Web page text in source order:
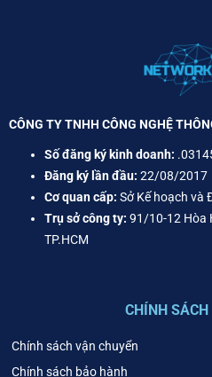
CÔNG TY TNHH CÔNG NGHỆ
Số đăng ký kinh doanh:
Đăng ký lần đầu: 22/08/2017
Cơ quan cấp: Sở Kế hoạch và
Trụ sở công ty: 91/10-12 Hòa
TP.HCM
CHÍNH SÁCH
Chính sách vận chuyển
Chính sách bảo hành